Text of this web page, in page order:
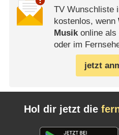
TV Wunschliste
kostenlos, wenn
Musikonline als
oder im
jetzt
Hol dir jetzt die